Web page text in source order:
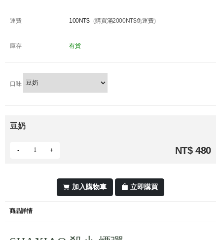
運費 100NT$（購買滿2000NT$免運費）
庫存 有貨
口味
豆奶
- + NT$ 480
加入購物車 立即購買
商品詳情